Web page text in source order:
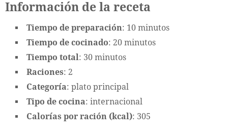
Información de la receta
Tiempo de preparación: 10 minutos
Tiempo de cocinado: 20 minutos
Tiempo total: 30 minutos
Raciones: 2
Categoría: plato principal
Tipo de cocina: internacional
Calorías por ración (kcal): 305